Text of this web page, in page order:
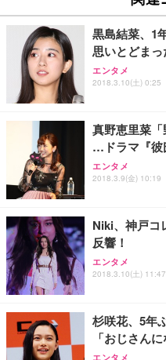
￥27,999
Sezlife オフィ
ワーク チェア
能 人間工学 椅
務用 おしゃれ
Sezlife オフィ
ワーク チェア
能 人間工学 椅
務用 おしゃれ
ANDWINT オフ
ッシュ 通気性
ス圧無段階昇降
￥109,572
【純正品】27"
フック付き（
【整備済み品】
ー フルHD（
ort/VGA スピー
【MiniLED/
HOOTER
グモニター QD
￥3,234
ネオ・ルーライ
り 単品
Smart Basic(ス
限定】 Smart
超厚型 お徳用
アイリスオーヤ
ュラー 200枚入
黒島結菜、1
思いとどま
エンタメ
2018.3.10(土) 0:25
真野恵里菜「
…ドラマ『彼
エンタメ
2018.3.9(金) 10:19
Niki、神戸コ
反響！
エンタメ
2018.3.10(土) 11:47
杉咲花、5年
「おじさん
エンタメ